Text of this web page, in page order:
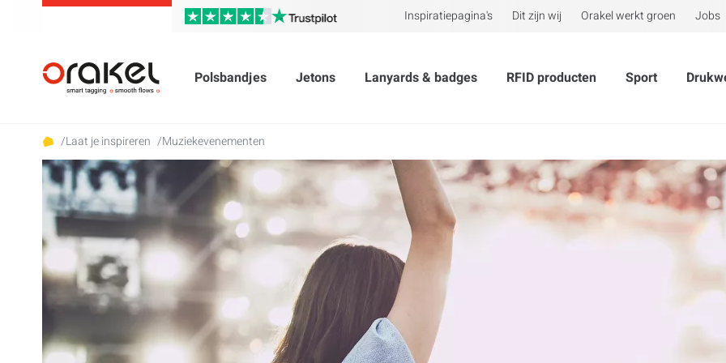
Inspiratiepagina's Dit zijn wij Orakel werkt groen Jobs
Polsbandjes Jetons Lanyards & badges RFID producten Sport
/Laat je inspireren /Muziekevenementen